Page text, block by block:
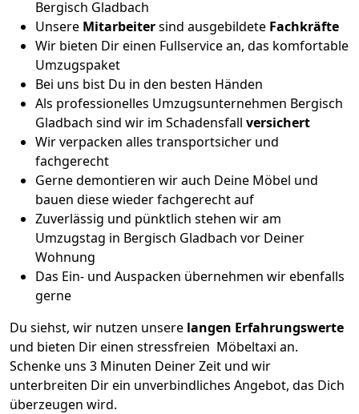
Bergisch Gladbach
Unsere Mitarbeitersind ausgebildete Fachkräfte
Wir bieten Dir einen Fullservice an, das komfortable
Umzugspaket
Bei uns bist Du in den besten Händen
Als professionelles Umzugsunternehmen Bergisch
Gladbach sind wir im Schadensfall versichert
Wir verpacken alles transportsicher und
fachgerecht
Gerne demontieren wir auch Deine Möbel und
bauen diese wieder fachgerecht auf
Zuverlässig und pünktlich stehen wir am
Umzugstag in Bergisch Gladbach vor Deiner
Wohnung
Das Ein- und Auspacken übernehmen wir ebenfalls
gerne
Du siehst, wir nutzen unsere langen Erfahrungswerte
und bieten Dir einen stressfreien Möbeltaxi an.
Schenke uns 3 Minuten Deiner Zeit und wir
unterbreiten Dir ein unverbindliches Angebot, das Dich
überzeugen wird.